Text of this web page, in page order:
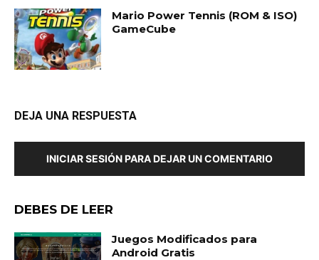
Mario Power Tennis (ROM & ISO)
GameCube
DEJA UNA RESPUESTA
INICIAR SESIÓN PARA DEJAR UN COMENTARIO
DEBES DE LEER
Juegos Modificados para
Android Gratis